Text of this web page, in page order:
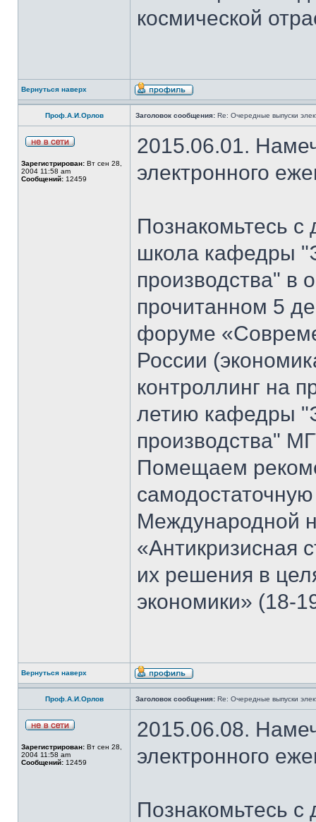
космической
Вернуться наверх
Проф.А.И.Орлов Заголовок сообщения: Re: Очередные выпуски
Зарегистрирован: Вт сен 28,
2004 11:58 am
Сообщений: 12459
2015.06.01.
электронного
Познакомьтесь
школа кафедры
производства" в
прочитанном 5
форуме
России
контроллинг на
летию кафедры
производства"
Помещаем
Международной
«Антикризисная
их решения в
экономики» (18-
Вернуться наверх
Проф.А.И.Орлов Заголовок сообщения: Re: Очередные выпуски
Зарегистрирован: Вт сен 28,
2004 11:58 am
Сообщений: 12459
2015.06.08.
электронного
Познакомьтесь